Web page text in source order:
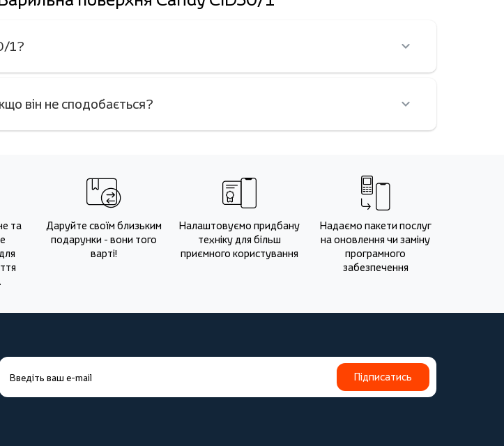
1?
він не сподобається?
та
Даруйте своїм близьким
подарунки - вони того
варті!
Налаштовуємо придбану
техніку для більш
приємного користування
Надаємо пакети послуг
на оновлення чи заміну
програмного
забезпечення
Підписатись